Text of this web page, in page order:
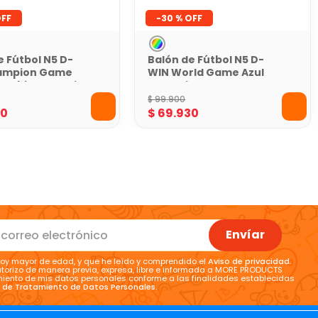
Fútbol N5 D-
Game
con Caja
-30 %
Balón de Fútbol N5 D-
WIN World Game Azul
con Caja
$99.900
$ 69.930
Envíar
mayor de edad, y que he leído y comprendido elAviso de privacidad.
de manera previa, expresa, libre e informada a MORE PRODUCTS
de mis datos personales conforme a las finalidades establecidas
Tratamiento de Datos Personales.